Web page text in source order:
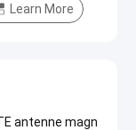
Learn More
antenne magn